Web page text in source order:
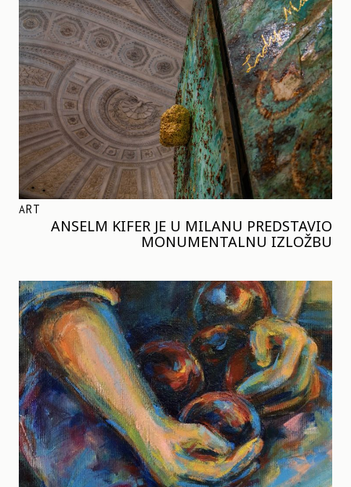
ART
ANSELM KIFER JE U MILANU PREDSTAVIO
MONUMENTALNU IZLOŽBU